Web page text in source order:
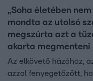
„Soha életében
mondta az utolsó
megszúrta azt a
akarta megmenteni
Az elkövető házához,
azzal fenyegetőzött,